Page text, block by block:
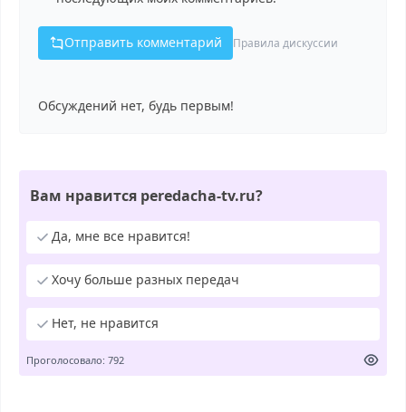
Отправить комментарий Правила дискуссии
Обсуждений нет, будь первым!
Вам нравится peredacha-tv.ru?
Да, мне все нравится!
Хочу больше разных передач
Нет, не нравится
Проголосовало: 792